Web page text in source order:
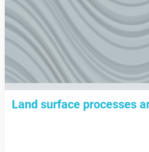
Land surface processes